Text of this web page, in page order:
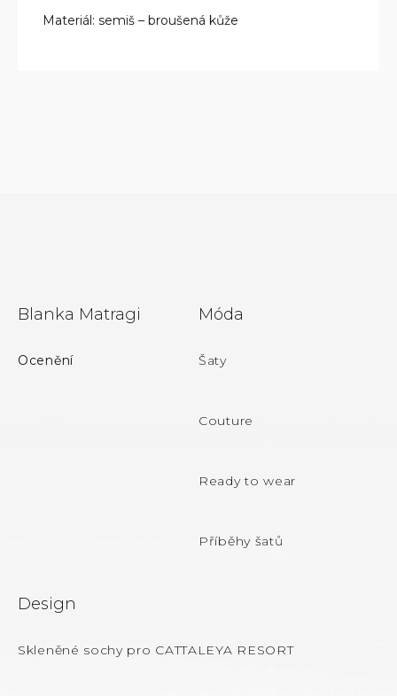
Materiál: semiš – broušená kůže
Blanka Matragi
Ocenění
Móda
Šaty
Couture
Ready to wear
Příběhy šatů
Design
Skleněné sochy pro CATTALEYA RESORT